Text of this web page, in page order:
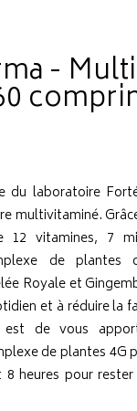
-
du laboratoire
multivitaminé.
12 vitamines, 7
de plantes
Royale et
et à réduire la
de vous
de plantes 4G
heures pour